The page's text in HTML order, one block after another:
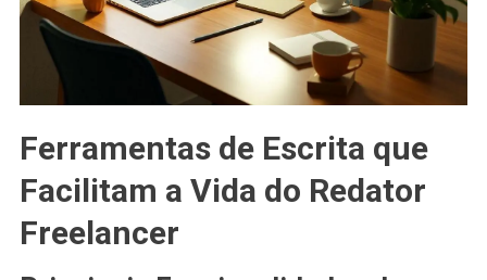
Ferramentas de Escrita que
Facilitam a Vida do Redator
Freelancer